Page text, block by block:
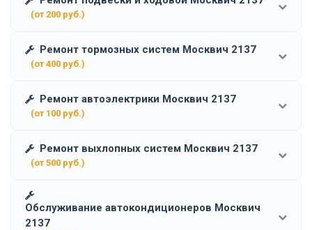
(от 200 руб.)
Ремонт тормозных систем Москвич 2137
(от 400 руб.)
Ремонт автоэлектрики Москвич 2137
(от 100 руб.)
Ремонт выхлопных систем Москвич 2137
(от 500 руб.)
Обслуживание автокондиционеров Москвич
2137